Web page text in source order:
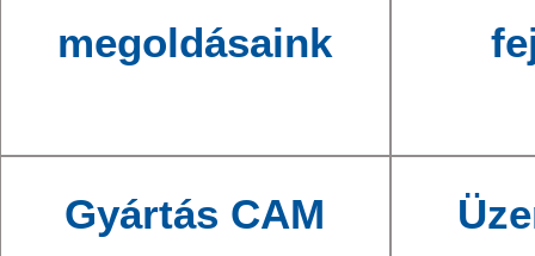
megoldásaink
Gyártás CAM